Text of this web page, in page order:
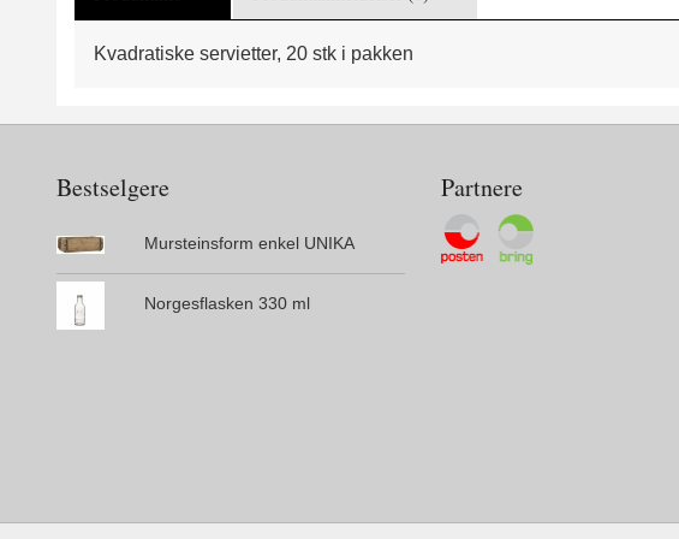
Kvadratiske servietter, 20 stk i pakken
Bestselgere
Mursteinsform enkel UNIKA
Norgesflasken 330 ml
Partnere